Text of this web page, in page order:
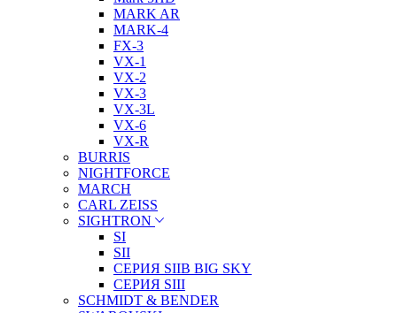
MARK AR
MARK-4
FX-3
VX-1
VX-2
VX-3
VX-3L
VX-6
VX-R
BURRIS
NIGHTFORCE
MARCH
CARL ZEISS
SIGHTRON
SI
SII
СЕРИЯ SIIB BIG SKY
СЕРИЯ SIII
SCHMIDT & BENDER